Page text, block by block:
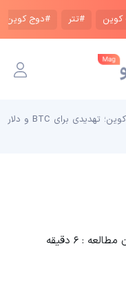
#تتر #دوج کوین
ذخیره استراتژیک بیت‌کوین؛ تهدیدی برای BTC و دلار
مطالعه : ۶ دقیقه